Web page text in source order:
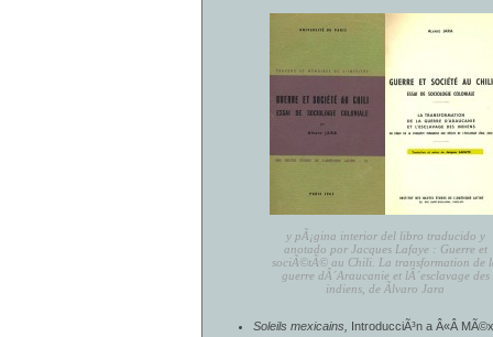
y pÃ¡gina interior del libro traducido y
anotado por Jacques Lafaye : Guerre et
sociÃ©tÃ© au Chili. La transformation de
guerre dÂ´Araucanie et lÂ´esclavage des
indiens, de Ãlvaro Jara
Soleils mexicains,
IntroducciÃ³n a Â«Â